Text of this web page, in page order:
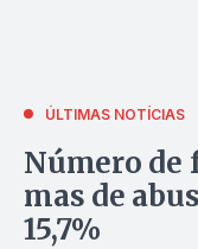
ÚLTIMAS NOTÍCIAS
Número de
mas de
15,7%